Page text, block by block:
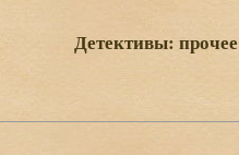
Детективы: прочее